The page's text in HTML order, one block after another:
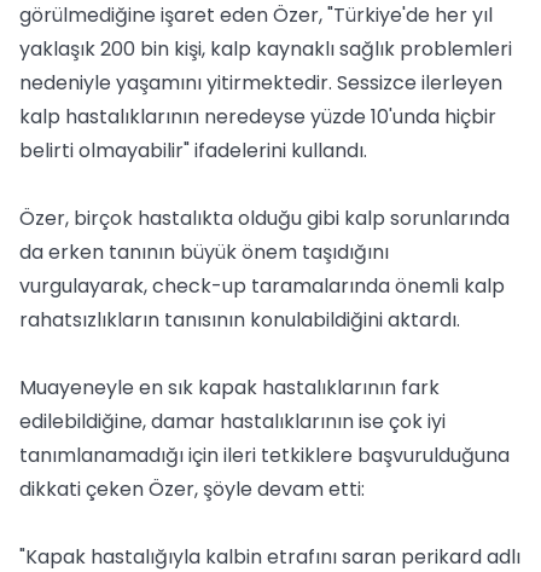
görülmediğine işaret eden Özer, "Türkiye'de her yıl
yaklaşık 200 bin kişi, kalp kaynaklı sağlık problemleri
nedeniyle yaşamını yitirmektedir. Sessizce ilerleyen
kalp hastalıklarının neredeyse yüzde 10'unda hiçbir
belirti olmayabilir" ifadelerini kullandı.
Özer, birçok hastalıkta olduğu gibi kalp sorunlarında
da erken tanının büyük önem taşıdığını
vurgulayarak, check-up taramalarında önemli kalp
rahatsızlıkların tanısının konulabildiğini aktardı.
Muayeneyle en sık kapak hastalıklarının fark
edilebildiğine, damar hastalıklarının ise çok iyi
tanımlanamadığı için ileri tetkiklere başvurulduğuna
dikkati çeken Özer, şöyle devam etti:
"Kapak hastalığıyla kalbin etrafını saran perikard adlı